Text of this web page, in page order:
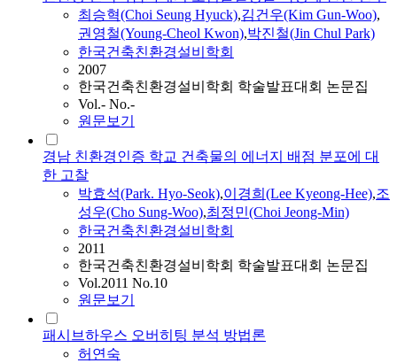
최승혁(Choi Seung Hyuck),김건우(Kim Gun-Woo),
권영철(Young-Cheol Kwon),박진철(Jin Chul Park)
한국건축친환경설비학회
2007
한국건축친환경설비학회 학술발표대회 논문집
Vol.- No.-
원문보기
경남 친환경인증 학교 건축물의 에너지 배점 분포에 대
한 고찰
박효석(Park. Hyo-Seok),이경희(Lee Kyeong-Hee),조
성우(Cho Sung-Woo),최정민(Choi Jeong-Min)
한국건축친환경설비학회
2011
한국건축친환경설비학회 학술발표대회 논문집
Vol.2011 No.10
원문보기
패시브하우스 오버히팅 분석 방법론
허연숙